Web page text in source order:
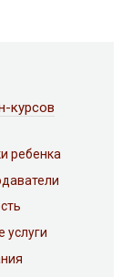
курсов
ребенка
услуги